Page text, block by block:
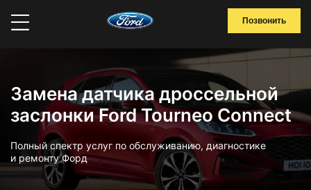
Позвонить
Замена датчика дроссельной
заслонки Ford Tourneo Connect
Полный спектр услуг по обслуживанию, диагностике
и ремонту Форд